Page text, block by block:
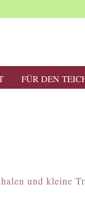
FÜR DEN
und kleine